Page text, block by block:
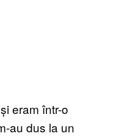
eram într-o
au dus la un